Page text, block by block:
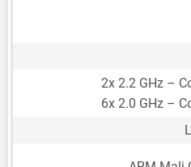
2x 2.2 GHz –
6x 2.0 GHz –